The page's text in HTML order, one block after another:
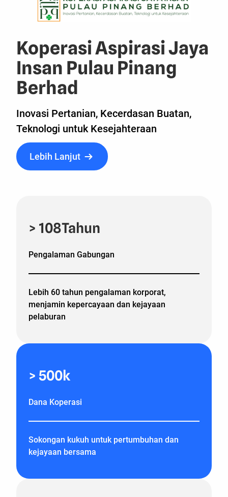
Koperasi Aspirasi Jaya
Insan Pulau Pinang
Berhad
Inovasi Pertanian, Kecerdasan Buatan,
Teknologi untuk Kesejahteraan
Lebih Lanjut
> 108Tahun
Pengalaman Gabungan
Lebih 60 tahun pengalaman korporat,
menjamin kepercayaan dan kejayaan
pelaburan
> 500k
Dana Koperasi
Sokongan kukuh untuk pertumbuhan dan
kejayaan bersama